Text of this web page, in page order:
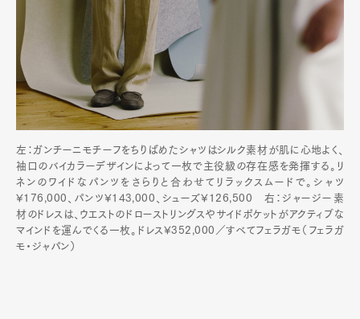
左：ガンチーニモチーフをちりばめたシャツはシルク素材が肌に心地よく、
袖口のバイカラーデザインによって一枚で主役級の存在感を発揮する。リ
ネンのワイドなパンツをさらりと合わせてリラックスムードで。シャツ
¥176,000、パンツ¥143,000、シューズ¥126,500 右：ジャージー素
材のドレスは、ウエストのドローストリングスやサイドポケットがアクティブな
マインドを運んでくる一枚。ドレス¥352,000／すべてフェラガモ（フェラガ
モ・ジャパン）